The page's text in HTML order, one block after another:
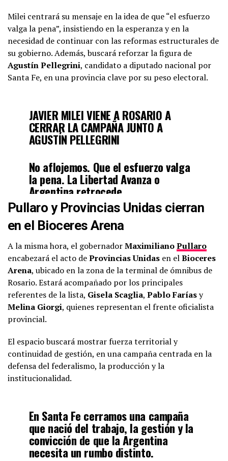
Milei centrará su mensaje en la idea de que “el esfuerzo
valga la pena”, insistiendo en la esperanza y en la
necesidad de continuar con las reformas estructurales de
su gobierno. Además, buscará reforzar la figura de
Agustín Pellegrini, candidato a diputado nacional por
Santa Fe, en una provincia clave por su peso electoral.
JAVIER MILEI VIENE A ROSARIO A
CERRAR LA CAMPAÑA JUNTO A
AGUSTÍN PELLEGRINI
No aflojemos. Que el esfuerzo valga
la pena. La Libertad Avanza o
Argentina retrocede.
pic.twitter.com/1l7hPWN6zA
— La Libertad Avanza
(@LLibertadAvanza)October 23,
2025
Pullaro y Provincias Unidas cierran
en el Bioceres Arena
A la misma hora, el gobernadorMaximilianoPullaro
encabezará el acto deProvincias Unidas en elBioceres
Arena, ubicado en la zona de la terminal de ómnibus de
Rosario. Estará acompañado por los principales
referentes de la lista, Gisela Scaglia, Pablo Faríasy
Melina Giorgi, quienes representan el frente oficialista
provincial.
El espacio buscará mostrar fuerza territorial y
continuidad de gestión, en una campaña centrada en la
defensa del federalismo, la producción y la
institucionalidad.
En Santa Fe cerramos una campaña
que nació del trabajo, la gestión y la
convicción de que la Argentina
necesita un rumbo distinto.